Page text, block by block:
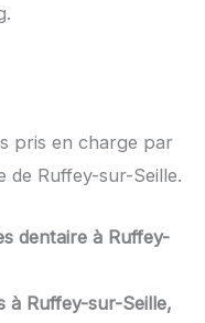
pris en charge par
de Ruffey-sur-Seille.
dentaire à Ruffey-
à Ruffey-sur-Seille,